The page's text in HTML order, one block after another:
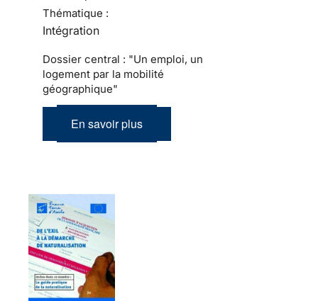
Thématique :
Intégration
Dossier central : "Un emploi, un
logement par la mobilité
géographique"
En savoir plus